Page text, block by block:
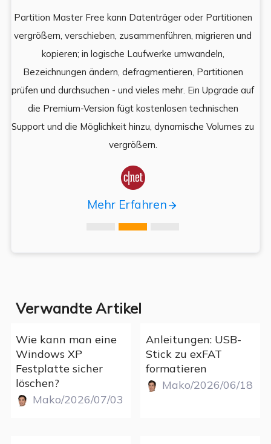
Partition Master Free kann Datenträger oder Partitionen
vergrößern, verschieben, zusammenführen, migrieren und
kopieren; in logische Laufwerke umwandeln,
Bezeichnungen ändern, defragmentieren, Partitionen
prüfen und durchsuchen - und vieles mehr. Ein Upgrade auf
die Premium-Version fügt kostenlosen technischen
Support und die Möglichkeit hinzu, dynamische Volumes zu
vergrößern.

Mehr Erfahren
Verwandte Artikel
Wie kann man eine
Windows XP
Festplatte sicher
löschen?
Mako/2026/07/03
Anleitungen: USB-
Stick zu exFAT
formatieren
Mako/2026/06/18